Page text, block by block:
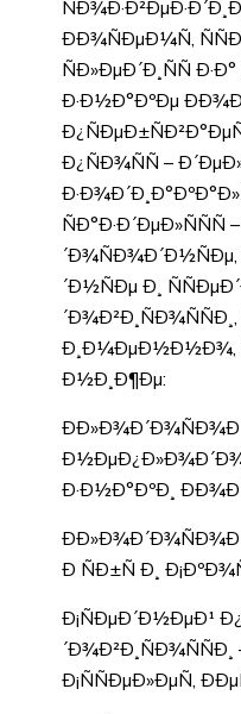
ÐÐ¾ÑÐµÐ¼Ñ,
ÑÐ»ÐµÐ´Ð¸ÑÑ
Ð·Ð½Ð°ÐºÐµ
Ð¿ÑÐ¾ÑÑ –
´Ð½ÑÐµ Ð¸
Ð¸Ð¼ÐµÐ½Ð½Ð¾,
Ð½Ð¸Ð¶Ðµ:
Ð·Ð½Ð°ÐºÐ¸
Ð ÑÐ±Ñ Ð¸
Ð¡ÑÐµÐ´Ð½ÐµÐ¹
´Ð¾Ð²Ð¸ÑÐ¾ÑÑÐ¸
Ð¡ÑÑÐµÐ»ÐµÑ,